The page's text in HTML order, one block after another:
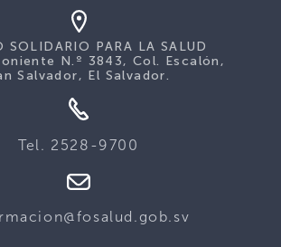
SOLIDARIO PARA LA SALUD
N.º 3843, Col. Escalón,
Salvador, El Salvador.
Tel. 2528-9700